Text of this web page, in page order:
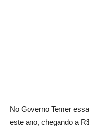
No Governo Temer
este ano, chegando a